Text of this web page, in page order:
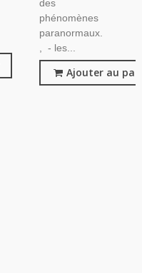
des
phénomènes
paranormaux.
, - les...
Ajouter au